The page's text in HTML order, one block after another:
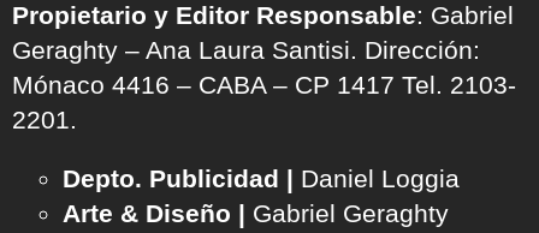
Propietario y Editor Responsable: Gabriel
Geraghty – Ana Laura Santisi. Dirección:
Mónaco 4416 – CABA – CP 1417 Tel. 2103-
2201.
Depto. Publicidad | Daniel Loggia
Arte & Diseño | Gabriel Geraghty